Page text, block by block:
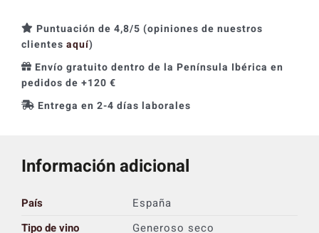
Puntuación de 4,8/5 (opiniones de nuestros
clientes aquí)
Envío gratuito dentro de la Península Ibérica en
pedidos de +120 €
Entrega en 2-4 días laborales
Información adicional
País
España
Tipo de vino
Generoso seco